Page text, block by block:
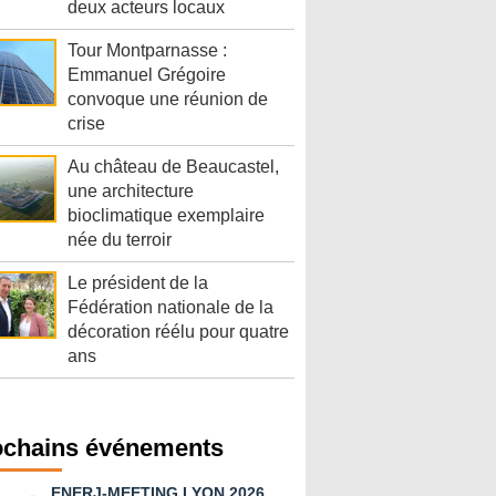
deux acteurs locaux
Tour Montparnasse :
Emmanuel Grégoire
convoque une réunion de
crise
Au château de Beaucastel,
une architecture
bioclimatique exemplaire
née du terroir
Le président de la
Fédération nationale de la
décoration réélu pour quatre
ans
événements